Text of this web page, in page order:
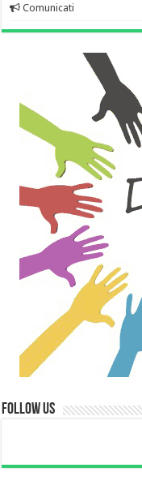
Comunicati
Follow Us